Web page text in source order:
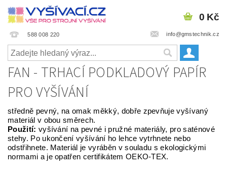
588 008 220 info@gmstechnik.cz
0 Kč
FAN - TRHACÍ PODKLADOVÝ PAPÍR
PRO VYŠÍVÁNÍ
středně pevný, na omak měkký, dobře zpevňuje vyšívaný
materiál v obou směrech.
Použití: vyšívání na pevné i pružné materiály, pro saténové
stehy. Po ukončení vyšívání ho lehce vytrhnete nebo
odstřihnete. Materiál je vyráběn v souladu s ekologickými
normami a je opatřen certifikátem OEKO-TEX.